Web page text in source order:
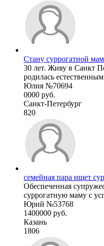
Стану суррогатной
30 лет. Живу в Санкт
родилась
Юлия №70694
0000 руб.
Санкт-Петербург
820
семейная пара ищет
Обеспеченная
суррогатную маму с
Юрий №53768
1400000 руб.
Казань
1806